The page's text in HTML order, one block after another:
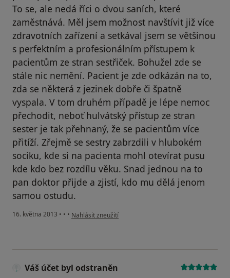
To se, ale nedá říci o dvou saních, které
zaměstnává. Měl jsem možnost navštívit již více
zdravotních zařízení a setkával jsem se většinou
s perfektním a profesionálním přístupem k
pacientům ze stran sestřiček. Bohužel zde se
stále nic nemění. Pacient je zde odkázán na to,
zda se některá z jezinek dobře či špatně
vyspala. V tom druhém případě je lépe nemoc
přechodit, neboť hulvátský přístup ze stran
sester je tak přehnaný, že se pacientům více
přitíží. Zřejmě se sestry zabrzdili v hlubokém
sociku, kde si na pacienta mohl otevírat pusu
kde kdo bez rozdílu věku. Snad jednou na to
pan doktor přijde a zjistí, kdo mu dělá jenom
samou ostudu.
16. května 2013 • • • podle názoru uživatele Váš účet byl odstraněn
Nahlásit zneužití
Váš účet byl odstraněn